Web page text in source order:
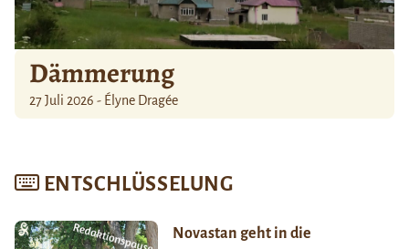
Dämmerung
27 Juli 2026 - Élyne Dragée
ENTSCHLÜSSELUNG
Novastan geht in die